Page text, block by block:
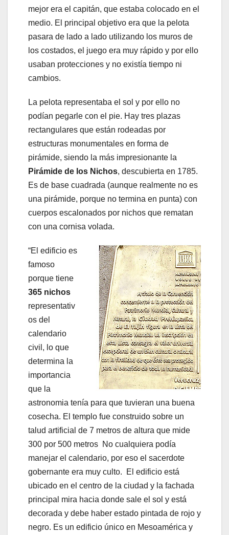
mejor era el capitán, que estaba colocado en el
medio. El principal objetivo era que la pelota
pasara de lado a lado utilizando los muros de
los costados, el juego era muy rápido y por ello
usaban protecciones y no existía tiempo ni
cambios.
La pelota representaba el sol y por ello no
podían pegarle con el pie. Hay tres plazas
rectangulares que están rodeadas por
estructuras monumentales en forma de
pirámide, siendo la más impresionante la
Pirámide de los Nichos, descubierta en 1785.
Es de base cuadrada (aunque realmente no es
una pirámide, porque no termina en punta) con
cuerpos escalonados por nichos que rematan
con una cornisa volada.
“El edificio es
famoso
porque tiene
365 nichos
representativ
os del
calendario
civil, lo que
determina la
importancia
que la
astronomia tenía para que tuvieran una buena
cosecha. El templo fue construido sobre un
talud artificial de 7 metros de altura que mide
300 por 500 metros No cualquiera podía
manejar el calendario, por eso el sacerdote
gobernante era muy culto. El edificio está
ubicado en el centro de la ciudad y la fachada
principal mira hacia donde sale el sol y está
decorada y debe haber estado pintada de rojo y
negro. Es un edificio único en Mesoamérica y